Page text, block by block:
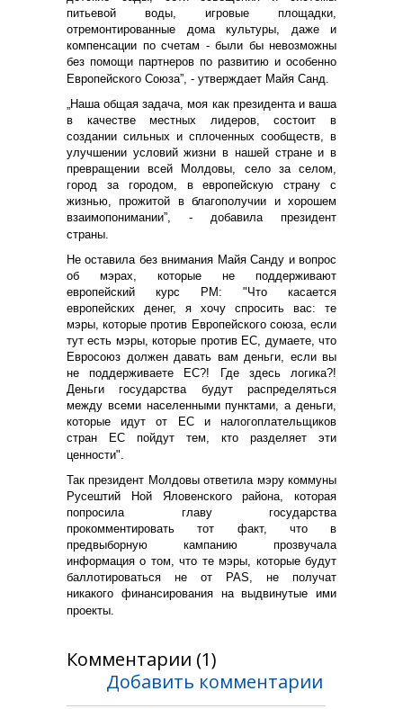
питьевой воды, игровые площадки,
отремонтированные дома культуры, даже и
компенсации по счетам - были бы невозможны
без помощи партнеров по развитию и особенно
Европейского Союза”, - утверждает Майя Санд.
„Наша общая задача, моя как президента и ваша
в качестве местных лидеров, состоит в
создании сильных и сплоченных сообществ, в
улучшении условий жизни в нашей стране и в
превращении всей Молдовы, село за селом,
город за городом, в европейскую страну с
жизнью, прожитой в благополучии и хорошем
взаимопонимании”, - добавила президент
страны.
Не оставила без внимания Майя Санду и вопрос
об мэрах, которые не поддерживают
европейский курс РМ: "Что касается
европейских денег, я хочу спросить вас: те
мэры, которые против Европейского союза, если
тут есть мэры, которые против ЕС, думаете, что
Евросоюз должен давать вам деньги, если вы
не поддерживаете ЕС?! Где здесь логика?!
Деньги государства будут распределяться
между всеми населенными пунктами, а деньги,
которые идут от ЕС и налогоплательщиков
стран ЕС пойдут тем, кто разделяет эти
ценности".
Так президент Молдовы ответила мэру коммуны
Русештий Ной Яловенского района, которая
попросила главу государства
прокомментировать тот факт, что в
предвыборную кампанию прозвучала
информация о том, что те мэры, которые будут
баллотироваться не от PAS, не получат
никакого финансирования на выдвинутые ими
проекты.
Комментарии (1)
Добавить комментарии